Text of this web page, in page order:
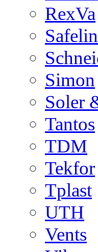
RexVa
Simon
Soler
Tantos
TDM
Tekfor
Tplast
UTH
Vents